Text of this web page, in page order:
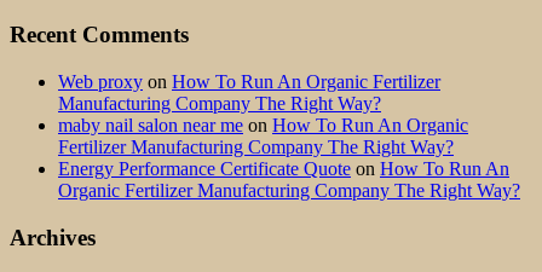
Recent Comments
Web proxy on How To Run An Organic Fertilizer
Manufacturing Company The Right Way?
maby nail salon near me on How To Run An Organic
Fertilizer Manufacturing Company The Right Way?
Energy Performance Certificate Quote on How To Run An
Organic Fertilizer Manufacturing Company The Right Way?
Archives